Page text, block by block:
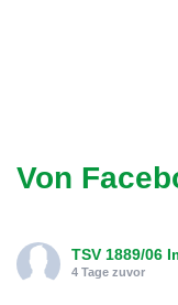
Von
TSV 1889/06
4 Tage zuvor